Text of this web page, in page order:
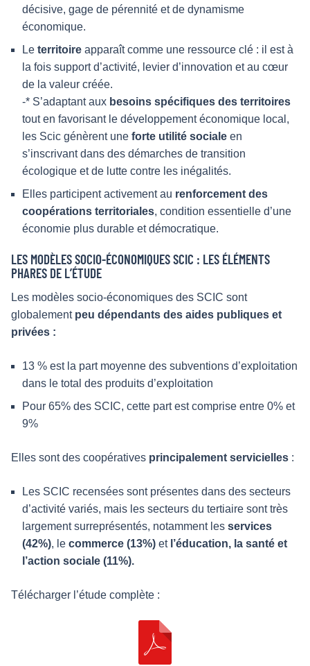
décisive, gage de pérennité et de dynamisme
économique.
Le territoire apparaît comme une ressource clé : il est à
la fois support d’activité, levier d’innovation et au cœur
de la valeur créée.
-* S’adaptant aux besoins spécifiques des territoires
tout en favorisant le développement économique local,
les Scic génèrent une forte utilité sociale en
s’inscrivant dans des démarches de transition
écologique et de lutte contre les inégalités.
Elles participent activement au renforcement des
coopérations territoriales, condition essentielle d’une
économie plus durable et démocratique.
LES MODÈLES SOCIO-ÉCONOMIQUES SCIC : LES ÉLÉMENTS
PHARES DE L’ÉTUDE
Les modèles socio-économiques des SCIC sont
globalement peu dépendants des aides publiques et
privées :
13 % est la part moyenne des subventions d’exploitation
dans le total des produits d’exploitation
Pour 65% des SCIC, cette part est comprise entre 0% et
9%
Elles sont des coopératives principalement servicielles :
Les SCIC recensées sont présentes dans des secteurs
d’activité variés, mais les secteurs du tertiaire sont très
largement surreprésentés, notamment les services
(42%), le commerce (13%) et l’éducation, la santé et
l’action sociale (11%).
Télécharger l’étude complète :